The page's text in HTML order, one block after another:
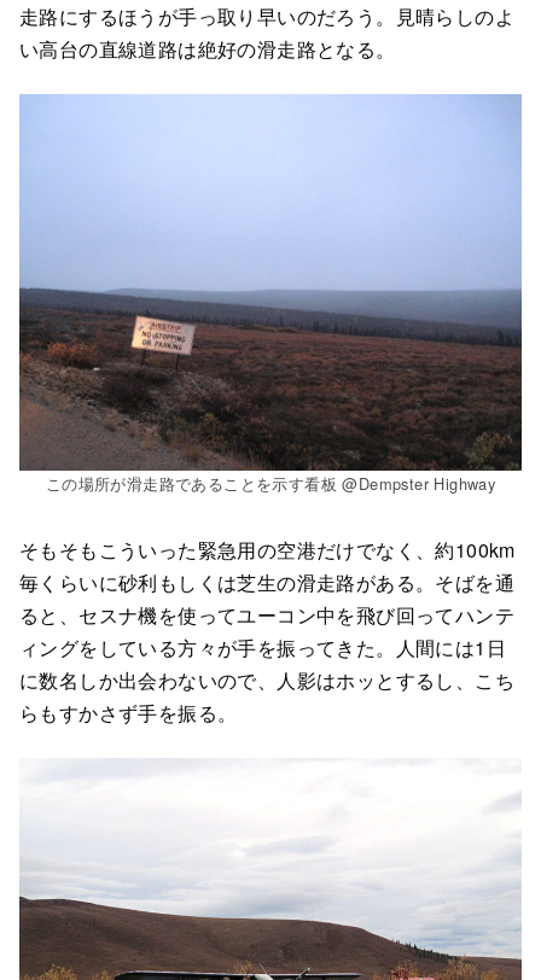
走路にするほうが手っ取り早いのだろう。見晴らしのよ
い高台の直線道路は絶好の滑走路となる。
この場所が滑走路であることを示す看板 @Dempster Highway
そもそもこういった緊急用の空港だけでなく、約100km
毎くらいに砂利もしくは芝生の滑走路がある。そばを通
ると、セスナ機を使ってユーコン中を飛び回ってハンテ
ィングをしている方々が手を振ってきた。人間には1日
に数名しか出会わないので、人影はホッとするし、こち
らもすかさず手を振る。